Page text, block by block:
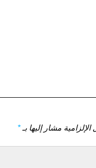
الإلزامية مشار إليها بـ*